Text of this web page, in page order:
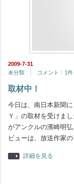
2009-7-31
未分類
コメント：1件
取材中！
今日は、南日本新聞
Ｙ」の取材を受けま
がアンクルの濱崎明
ビューは、放送作家の
詳細を見る